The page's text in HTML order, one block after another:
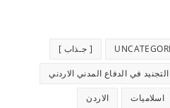
[ جـذاب ]
في الدفاع المدني الاردني
اسلاميات الاردن